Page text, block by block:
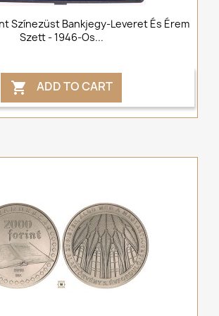
Színezüst Bankjegy-Leveret És Érem
Szett - 1946-Os...
 ADD TO CART